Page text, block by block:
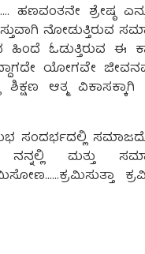
ಶ್ರೇಷ್ಠ
ನೋಡುತ್ತಿರುವ
ಹಿಂದೆ ಓಡುತ್ತಿರುವ ಈ
ಯೋಗವೇ
ಆತ್ಮ ವಿಕಾಸಕ್ಕಾಗಿ
ಸಂದರ್ಭದಲ್ಲಿ
ಮತ್ತು